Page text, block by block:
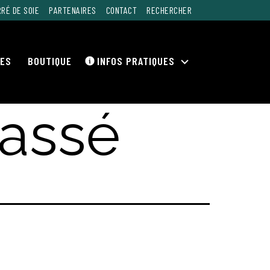
DE SOIE PARTENAIRES CONTACT RECHERCHER
BOUTIQUE INFOS PRATIQUES
menu